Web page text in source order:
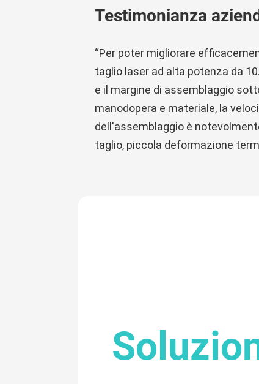
Testimonianza
“Per poter migliorare
taglio laser ad alta potenza da
e il margine di assemblaggio
manodopera e materiale, la
dell'assemblaggio è
taglio, piccola deformazione